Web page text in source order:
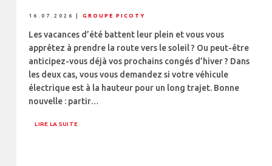
16.07.2026 GROUPE PICOTY
Les vacances d’été battent leur plein et vous vous
apprêtez à prendre la route vers le soleil ? Ou peut-être
anticipez-vous déjà vos prochains congés d’hiver ? Dans
les deux cas, vous vous demandez si votre véhicule
électrique est à la hauteur pour un long trajet. Bonne
nouvelle : partir…
LIRE LA SUITE